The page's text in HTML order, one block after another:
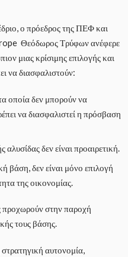
ο πρόεδρος της ΠΕΦ και
Θεόδωρος Τρύφων ανέφερε
μιας κρίσιμης επιλογής και
να διασφαλιστούν:
οποία δεν μπορούν να
να διασφαλιστεί η πρόσβαση
δεν είναι προαιρετική.
βάση, δεν είναι μόνο επιλογή
της οικονομίας.
προχωρούν στην παροχή
τους βάσης.
αυτονομία,